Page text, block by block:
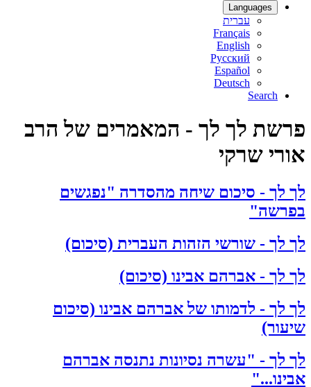
Languages
עברית
Français
English
Русский
Español
Deutsch
Search
פרשת לך לך - המאמרים של הרב
אורי שרקי
לך לך - סיכום שיחה מהסדרה "נפגשים
בפרשה"
לך לך - שורשי הזהות העברית (סיכום)
לך לך - אברהם אבינו (סיכום)
לך לך - לדמותו של אברהם אבינו (סיכום
שיעור)
לך לך - "עשרה נסיונות נתנסה אברהם
אבינו..."